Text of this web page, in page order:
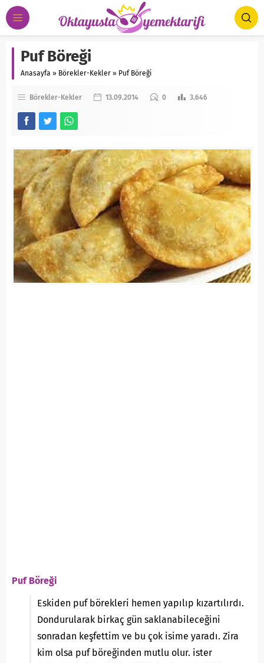
Puf Böreği
Anasayfa » Börekler-Kekler » Puf Böreği
Börekler-Kekler 13.09.2014 0 3.646
Puf Böreği
Eskiden puf börekleri hemen yapılıp kızartılırdı.
Dondurularak birkaç gün saklanabileceğini
sonradan keşfettim ve bu çok isime yaradı. Zira
kim olsa puf böreğinden mutlu olur. ister